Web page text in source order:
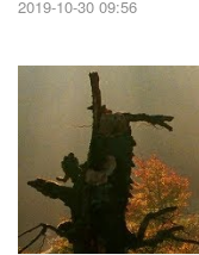
2019-10-30 09:56